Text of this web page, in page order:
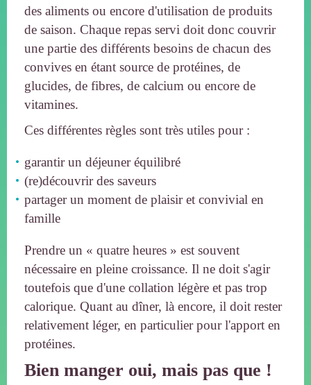
des aliments ou encore d'utilisation de produits
de saison. Chaque repas servi doit donc couvrir
une partie des différents besoins de chacun des
convives en étant source de protéines, de
glucides, de fibres, de calcium ou encore de
vitamines.
Ces différentes règles sont très utiles pour :
garantir un déjeuner équilibré
(re)découvrir des saveurs
partager un moment de plaisir et convivial en
famille
Prendre un « quatre heures » est souvent
nécessaire en pleine croissance. Il ne doit s'agir
toutefois que d'une collation légère et pas trop
calorique. Quant au dîner, là encore, il doit rester
relativement léger, en particulier pour l'apport en
protéines.
Bien manger oui, mais pas que !